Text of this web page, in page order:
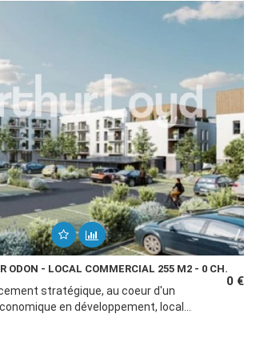
ODON - LOCAL COMMERCIAL 255 M2 - 0 CH.
0 €
stratégique, au coeur d'un
en développement, local...